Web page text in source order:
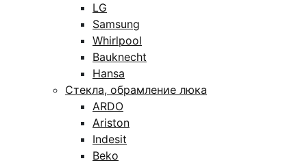
LG
Samsung
Whirlpool
Bauknecht
Hansa
Стекла, обрамление люка
ARDO
Ariston
Indesit
Beko